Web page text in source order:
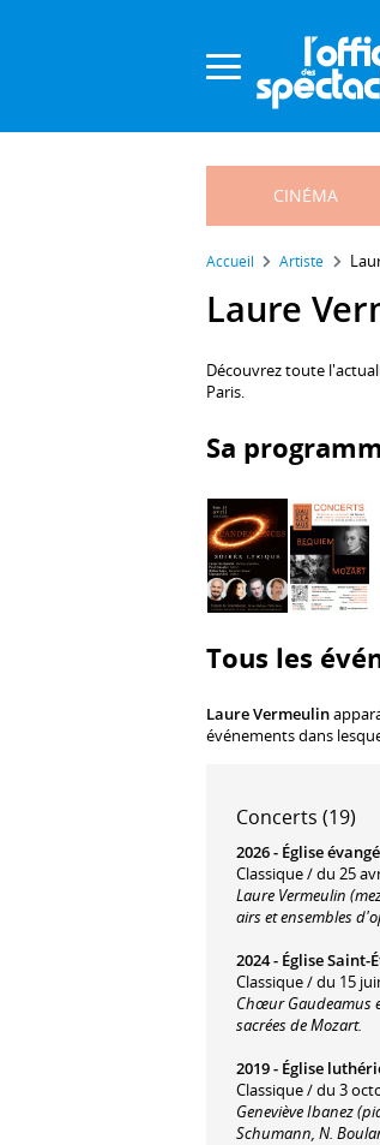
CINÉMA
Accueil Artiste
Laure
Découvrez toute
Paris.
Sa
Tous les
Laure Vermeulin
événements dans
Concerts (19)
2026 - Église
Classique / du 25
Laure Vermeulin
airs et ensembles
2024 - Église Saint-
Classique / du 15
Chœur Gaudeamus
sacrées de Mozart.
2019 - Église
Classique / du 3
Geneviève Ibanez
Schumann, N.